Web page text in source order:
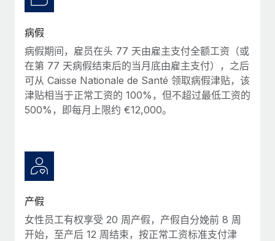
轻松管理员工福利
Most teams hear "payroll implementation" and picture a
six-month project with a dedicated team....
了解更多
病假
病假期间，雇员在头 77 天由雇主支付全额工资（或
在第 77 天病假结束后的当月底由雇主支付），之后
可从 Caisse Nationale de Santé 领取病假津贴，该
津贴相当于正常工资的 100%，但不超过最低工资的
500%，即每月上限约 €12,000。
产假
女性员工有权享受 20 周产假，产假自分娩前 8 周
开始，至产后 12 周结束，按正常工资标准支付津